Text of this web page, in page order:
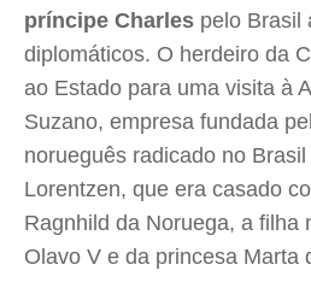
príncipe Charles pelo Brasil
diplomáticos. O herdeiro da
ao Estado para uma visita à
Suzano, empresa fundada
norueguês radicado no
Lorentzen, que era casado
Ragnhild da Noruega, a filha
Olavo V e da princesa Marta